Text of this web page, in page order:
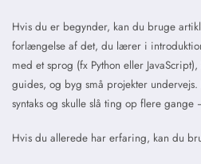
Hvis du er begynder, kan du bruge
forlængelse af det, du lærer i
med et sprog (fx Python eller
guides, og byg små projekter
syntaks og skulle slå ting op flere
Hvis du allerede har erfaring, kan du